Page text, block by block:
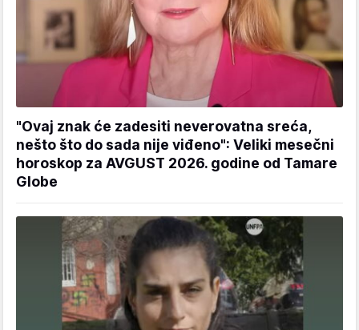
"Ovaj znak će zadesiti neverovatna sreća,
nešto što do sada nije viđeno": Veliki mesečni
horoskop za AVGUST 2026. godine od Tamare
Globe